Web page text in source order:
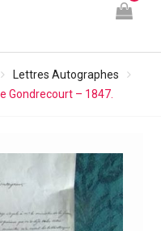
Lettres Autographes
Gondrecourt – 1847.